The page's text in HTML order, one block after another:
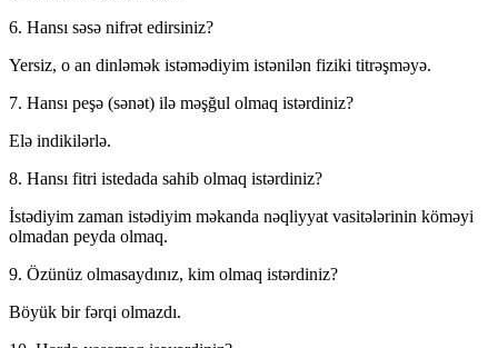
6. Hansı səsə nifrət edirsiniz?
Yersiz, o an dinləmək istəmədiyim istənilən fiziki titrəşməyə.
7. Hansı peşə (sənət) ilə məşğul olmaq istərdiniz?
Elə indikilərlə.
8. Hansı fitri istedada sahib olmaq istərdiniz?
İstədiyim zaman istədiyim məkanda nəqliyyat vasitələrinin köməyi
olmadan peyda olmaq.
9. Özünüz olmasaydınız, kim olmaq istərdiniz?
Böyük bir fərqi olmazdı.